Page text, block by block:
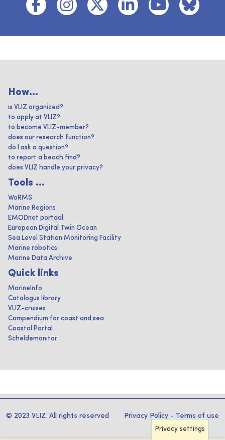
How...
is VLIZ organized?
to apply at VLIZ?
to become VLIZ-member?
does our research function?
do I ask a question?
to report a beach find?
does VLIZ handle your privacy?
Tools ...
WoRMS
Marine Regions
EMODnet portaal
European Digital Twin Ocean
Sea Level Station Monitoring Facility
Marine robotics
Marine Data Archive
Quick links
MarineInfo
Catalogus library
VLIZ-cruises
Compendium for coast and sea
Coastal Portal
Scheldemonitor
© 2023 VLIZ. All rights reserved Privacy Policy - Terms of use
Privacy settings